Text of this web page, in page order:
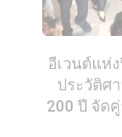
อีเวนต์แห่
ประวัติศ
200 ปี จัด